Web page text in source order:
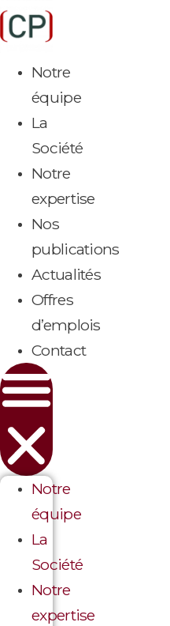
Aller
au
Notre
équipe
La
Société
Notre
expertise
Nos
publications
Actualités
Offres
d’emplois
Contact
Notre
équipe
La
Société
Notre
expertise